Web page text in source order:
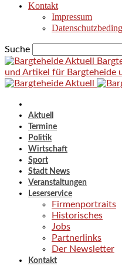
Kontakt
Impressum
Suche
und Artikel für Bargteheide
Aktuell
Termine
Politik
Wirtschaft
Sport
Stadt News
Veranstaltungen
Leserservice
Firmenportraits
Historisches
Jobs
Partnerlinks
Der Newsletter
Kontakt